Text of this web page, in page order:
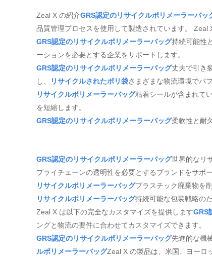
Zeal X の紹介GRS認定のリサイクルポリメーラーバッ
品質管理プロセスを使用して製造されています。 Zeal
GRS認定のリサイクルポリメーラーバッグ持続可能性
ーションを必要とする企業をサポートします。
GRS認定のリサイクルポリメーラーバッグ丈夫で引き
し、
リサイクルされたポリ袋さまざまな物流環境でパ
リサイクルポリメーラーバッグ粘着シールが含まれて
を短縮します。
GRS認定のリサイクルポリメーラーバッグ柔軟性と耐
GRS認定のリサイクルポリメーラーバッグ世界的なリ
プライチェーンの透明性を必要とするブランドをサポー
リサイクルポリメーラーバッグプラスチック廃棄物を
リサイクルポリメーラーバッグ持続可能な包装戦略の
Zeal X は以下の完全なカスタマイズを提供しますGRS
ングと物流の要件に合わせてカスタマイズできます。
GRS認定のリサイクルポリメーラーバッグ先進的な機
ルポリメーラーバッグZeal X の製品は、米国、ヨーロ